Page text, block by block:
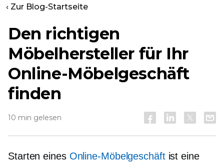
‹ Zur Blog-Startseite
Den richtigen
Möbelhersteller für Ihr
Online-Möbelgeschäft
finden
10 min gelesen
Starten eines Online-Möbelgeschäftist eine